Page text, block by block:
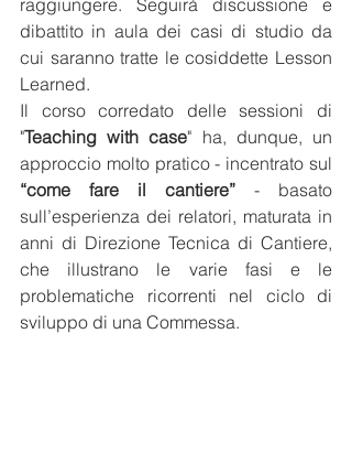
raggiungere. Seguirà discussione e
dibattito in aula dei casi di studio da
cui saranno tratte le cosiddette Lesson
Learned.
Il corso corredato delle sessioni di
"Teaching with case" ha, dunque, un
“come fare il cantiere” - basato
sull’esperienza dei relatori, maturata in
anni di Direzione Tecnica di Cantiere,
che illustrano le varie fasi e le
problematiche ricorrenti nel ciclo di
sviluppo di una Commessa.